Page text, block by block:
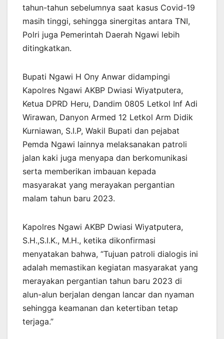
tahun-tahun sebelumnya saat kasus Covid-19
masih tinggi, sehingga sinergitas antara TNI,
Polri juga Pemerintah Daerah Ngawi lebih
ditingkatkan.
Bupati Ngawi H Ony Anwar didampingi
Kapolres Ngawi AKBP Dwiasi Wiyatputera,
Ketua DPRD Heru, Dandim 0805 Letkol Inf Adi
Wirawan, Danyon Armed 12 Letkol Arm Didik
Kurniawan, S.I.P, Wakil Bupati dan pejabat
Pemda Ngawi lainnya melaksanakan patroli
jalan kaki juga menyapa dan berkomunikasi
serta memberikan imbauan kepada
masyarakat yang merayakan pergantian
malam tahun baru 2023.
Kapolres Ngawi AKBP Dwiasi Wiyatputera,
S.H.,S.I.K., M.H., ketika dikonfirmasi
menyatakan bahwa, “Tujuan patroli dialogis ini
adalah memastikan kegiatan masyarakat yang
merayakan pergantian tahun baru 2023 di
alun-alun berjalan dengan lancar dan nyaman
sehingga keamanan dan ketertiban tetap
terjaga.”